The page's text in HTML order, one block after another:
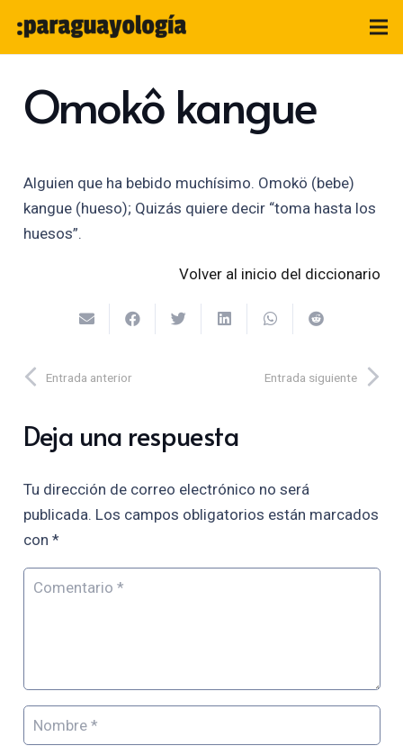
Omokô kangue
Alguien que ha bebido muchísimo. Omokö (bebe)
kangue (hueso); Quizás quiere decir “toma hasta los
huesos”.
Volver al inicio del diccionario
Entrada anterior Entrada siguiente
Deja una respuesta
Tu dirección de correo electrónico no será
publicada. Los campos obligatorios están marcados
con *